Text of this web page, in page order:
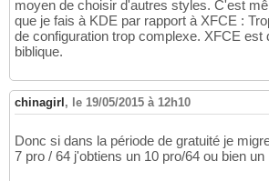
moyen de choisir d'autres styles. C'est
que je fais à KDE par rapport à XFCE :
de configuration trop complexe. XFCE est
biblique.
chinagirl , le 19/05/2015 à 12h10
Donc si dans la période de gratuité je
7 pro / 64 j'obtiens un 10 pro/64 ou bien